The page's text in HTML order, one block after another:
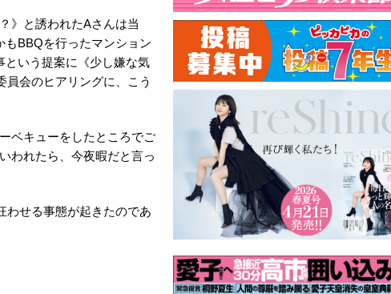
》と誘われたAさんは当
BBQを行ったマンション
という提案に《少し嫌な気
会のヒアリングに、こう
ベキューをしたところでご
われたら、今夜暇だと言っ
わせる事態が起きたのであ